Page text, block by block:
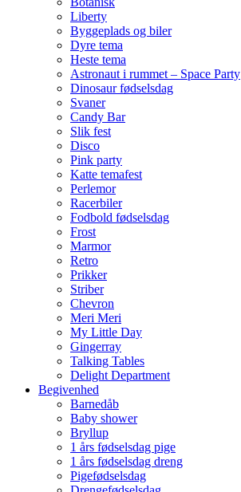
Liberty
Byggeplads og biler
Dyre tema
Heste tema
Astronaut i rummet – Space Party
Dinosaur fødselsdag
Svaner
Candy Bar
Slik fest
Disco
Pink party
Katte temafest
Perlemor
Racerbiler
Fodbold fødselsdag
Frost
Marmor
Retro
Prikker
Striber
Chevron
Meri Meri
My Little Day
Gingerray
Talking Tables
Delight Department
Begivenhed
Barnedåb
Baby shower
Bryllup
1 års fødselsdag pige
1 års fødselsdag dreng
Pigefødselsdag